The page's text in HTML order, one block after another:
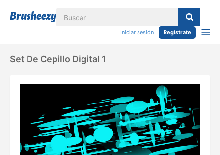
Iniciar sesión Regístrate
Set De Cepillo Digital 1